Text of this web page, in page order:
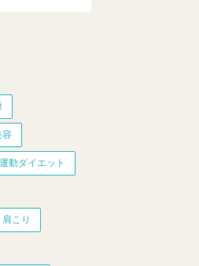
容
運動ダイエット
肩こり